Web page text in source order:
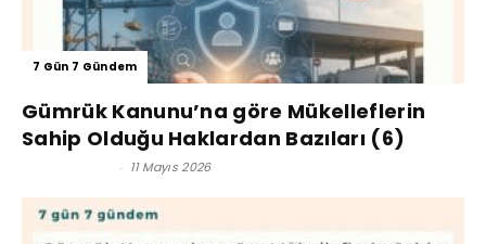
7 Gün 7 Gündem
Gümrük Kanunu’na göre Mükelleflerin
Sahip Olduğu Haklardan Bazıları (6)
- 11 Mayıs 2026